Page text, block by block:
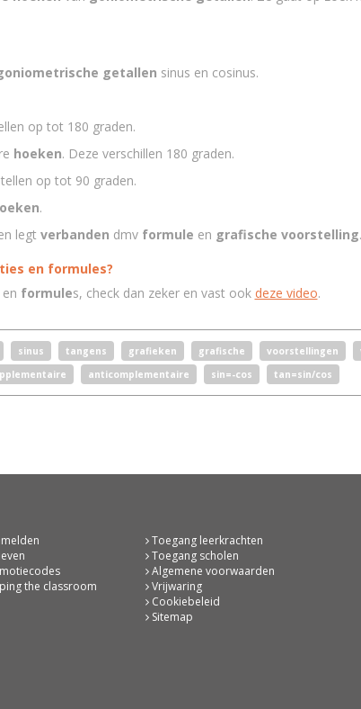
getallen sinus en cosinus.
op tot 180 graden.
hoeken. Deze verschillen 180 graden.
op tot 90 graden.
.
legt verbanden dmv formule en grafische voorstelling.
en formules?
formules, check dan zeker en vast ook deze video.
sinus tangens grafieken grafische voorstellingen
anticomplementaire sin=-cos tan=sin/cos
the classroom
Toegang leerkrachten
Toegang scholen
Algemene voorwaarden
Vrijwaring
Cookiebeleid
Sitemap